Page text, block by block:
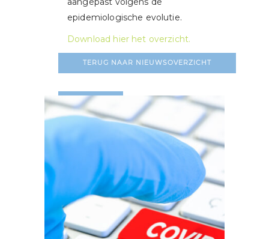
epidemiologische evolutie.
Download hier het overzicht.
TERUG NAAR NIEUWSOVERZICHT
LEES MEER